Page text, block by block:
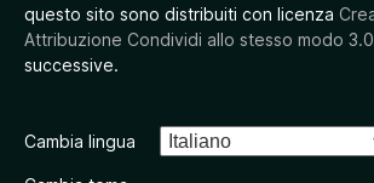
questo sito sono distribuiti con licenza
Attribuzione Condividi allo stesso modo 3.0
successive.
Cambia lingua